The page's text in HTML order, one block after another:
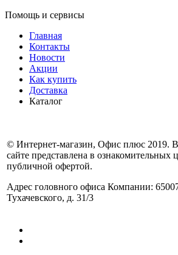
Помощь и сервисы
Главная
Контакты
Новости
Акции
Как купить
Доставка
Каталог
© Интернет-магазин, Офис плюс 2019.
сайте представлена в ознакомительных
публичной офертой.
Адрес головного офиса Компании:
Тухачевского, д. 31/3